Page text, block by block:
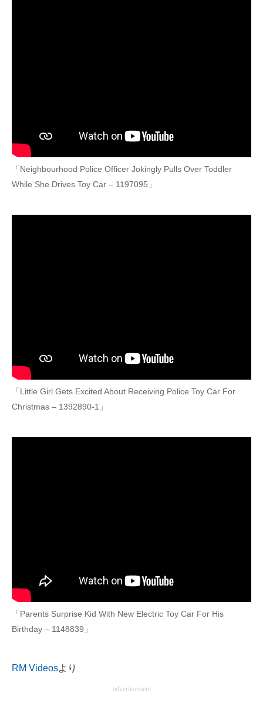
「Neighbourhood Police Officer Jokingly Pulls Over Toddler
While She Drives Toy Car – 1197095」
「Little Girl Gets Excited About Receiving Police Toy Car For
Christmas – 1392890-1」
「Parents Surprise Kid With New Electric Toy Car For His
Birthday – 1148839」
RM Videosより
advertisement